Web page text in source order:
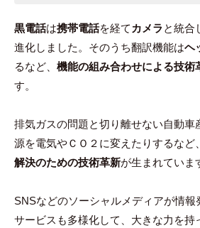
黒電話は携帯電話を経て カメラと統合
進化しました。そのうち翻訳機能はヘ
るなど、 機能の組み合わせによる技術
す。
排気ガスの問題と切り離せない自動車
源を電気やＣＯ２に変えたりするなど
解決のための技術革新が生まれていま
SNSなどのソーシャルメディアが情報
サービスも多様化して、大きな力を持